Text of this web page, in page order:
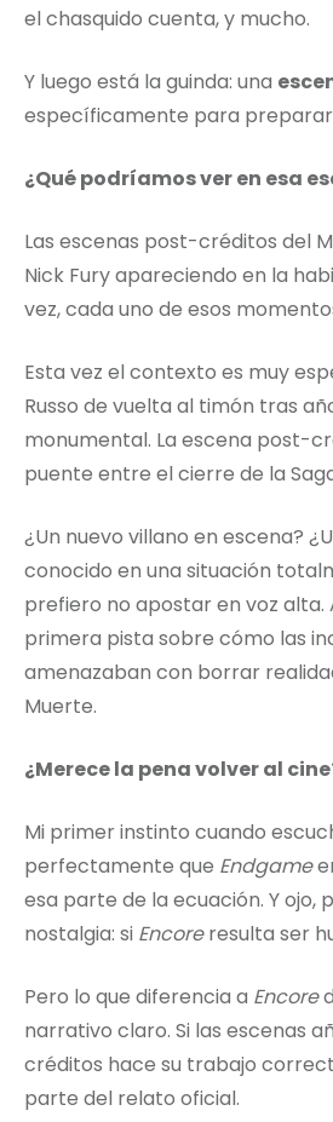
el chasquido cuenta, y mucho.
Y luego está la guinda: una
específicamente para
¿Qué podríamos ver en esa
Las escenas post-créditos del
Nick Fury apareciendo en la
vez, cada uno de esos
Esta vez el contexto es muy
Russo de vuelta al timón tras
monumental. La escena post-
puente entre el cierre de la
¿Un nuevo villano en escena?
conocido en una situación
prefiero no apostar en voz
primera pista sobre cómo las
amenazaban con borrar
Muerte.
¿Merece la pena volver al
Mi primer instinto cuando
perfectamente que Endgame
esa parte de la ecuación. Y
nostalgia: si Encoreresulta ser
Pero lo que diferencia a Encore
narrativo claro. Si las escenas
créditos hace su trabajo
parte del relato oficial.